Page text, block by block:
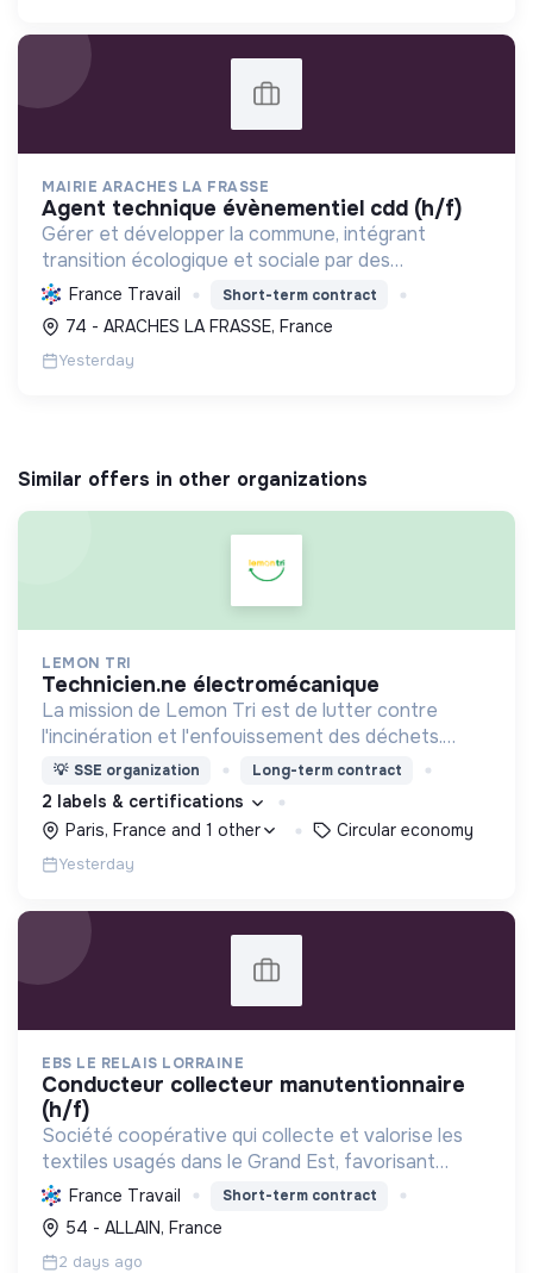
MAIRIE ARACHES LA FRASSE
agent technique évènementiel cdd (h/f)
Gérer et développer la commune, intégrant
transition écologique et sociale par des
logements, l'environnement bâti, la préservation
des ressources et le soutien associatif.
France Travail Short-term contract
74 - ARACHES LA FRASSE, France
Yesterday
Similar offers in other organizations
LEMON TRI
technicien.ne électromécanique
La mission de Lemon Tri est de lutter contre
l'incinération et l'enfouissement des déchets.
Adoptez les bons zestes à nos côtés !
💡 SSE organization Long-term contract
2 labels & certifications
Paris, France and 1 other
Circular economy
Yesterday
EBS LE RELAIS LORRAINE
conducteur collecteur manutentionnaire
(h/f)
Société coopérative qui collecte et valorise les
textiles usagés dans le Grand Est, favorisant
l'insertion professionnelle des personnes en
difficulté et contribuant à l'économie circulaire et
à la pr...
France Travail Short-term contract
54 - ALLAIN, France
2 days ago